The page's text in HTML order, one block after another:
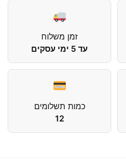
זמן משלוח
עד 5 ימי עסקים
כמות תשלומים
12